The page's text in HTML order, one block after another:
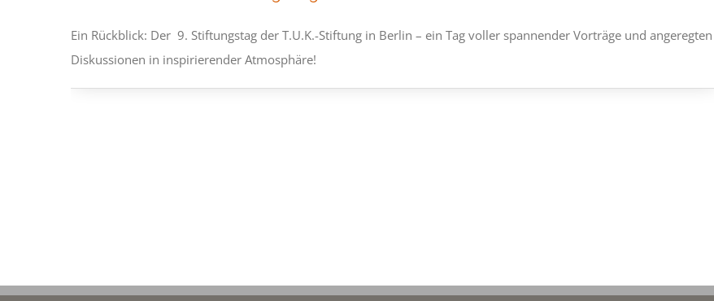
Ein Rückblick: Der 9. Stiftungstag der T.U.K.-Stiftung in Berlin – ein Tag voller spannender Vorträge und angeregten
Diskussionen in inspirierender Atmosphäre!